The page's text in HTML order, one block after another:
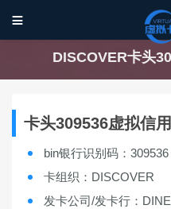

DISCOVER卡头
卡头309536虚拟信
bin银行识别码：309536
卡组织：DISCOVER
发卡公司/发卡行：